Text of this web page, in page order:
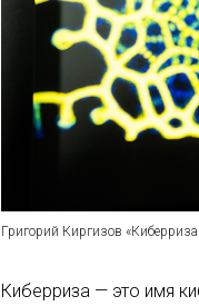
Григорий Киргизов
Киберриза — это имя